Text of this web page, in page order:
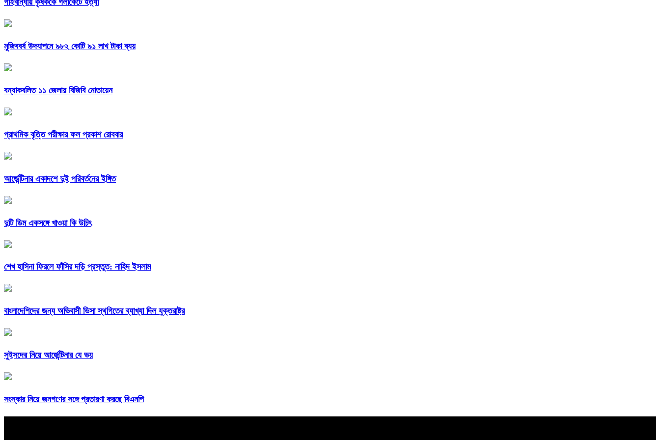
গাইবান্ধায় কৃষককে গলাকেটে হত্যা
মুজিববর্ষ উদযাপনে ৯৮২ কোটি ৯১ লাখ টাকা ব্যয়
বন্যাকবলিত ১১ জেলায় বিজিবি মোতায়েন
প্রাথমিক বৃত্তি পরীক্ষার ফল প্রকাশ রোববার
আর্জেন্টিনার একাদশে দুই পরিবর্তনের ইঙ্গিত
দুটি ডিম একসঙ্গে খাওয়া কি উচিৎ
শেখ হাসিনা ফিরলে ফাঁসির দড়ি প্রস্তুত: নাহিদ ইসলাম
বাংলাদেশিদের জন্য অভিবাসী ভিসা স্থগিতের ব্যাখ্যা দিল যুক্তরাষ্ট্র
সুইসদের নিয়ে আর্জেন্টিনার যে ভয়
সংস্কার নিয়ে জনগণের সঙ্গে প্রতারণা করছে বিএনপি